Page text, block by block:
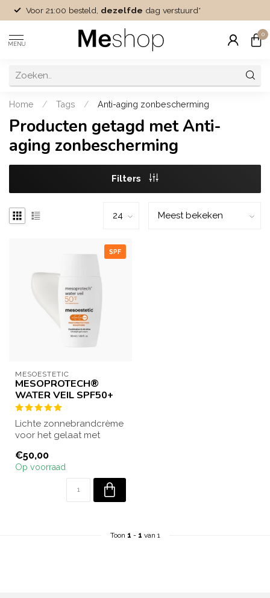
Voor 21:00 besteld, dezelfde dag verstuurd*
MENU
0
Home / Tags / Anti-aging zonbescherming
Producten getagd met Anti-
aging zonbescherming
Filters
SPF
MESOESTETIC
MESOPROTECH®
WATER VEIL SPF50+
Lichte zonnebrandcrème
voor het gelaat met
de gemengde t...
€50,00
Op voorraad
Toon 1 - 1 van 1